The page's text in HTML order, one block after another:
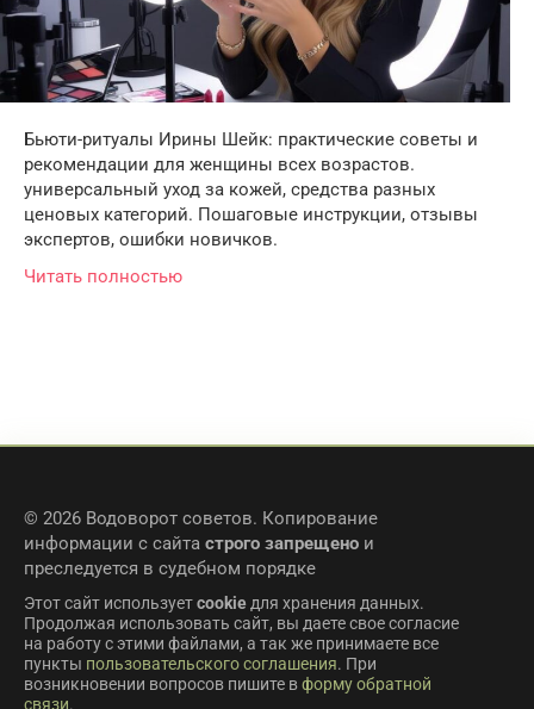
Бьюти-ритуалы Ирины Шейк: практические советы и
рекомендации для женщины всех возрастов.
универсальный уход за кожей, средства разных
ценовых категорий. Пошаговые инструкции, отзывы
экспертов, ошибки новичков.
Читать полностью
© 2026 Водоворот советов. Копирование
информации с сайта строго запрещено и
преследуется в судебном порядке
Этот сайт используетcookie для хранения данных.
Продолжая использовать сайт, вы даете свое согласие
на работу с этими файлами, а так же принимаете все
пункты пользовательского соглашения. При
возникновении вопросов пишите вформу обратной
связи.